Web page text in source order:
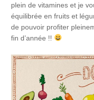
plein de vitamines et je
équilibrée en fruits et
de pouvoir profiter
fin d’année !!